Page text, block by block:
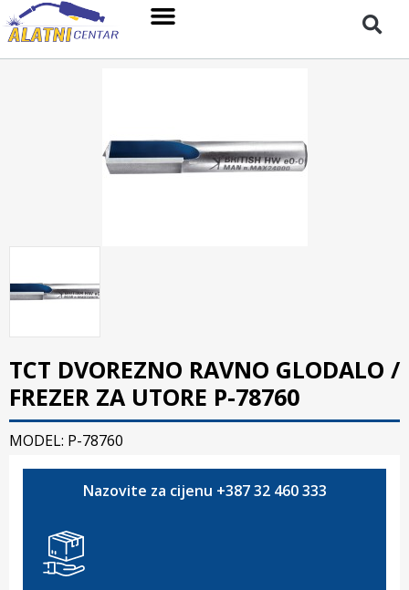
TCT DVOREZNO RAVNO GLODALO /
FREZER ZA UTORE P-78760
MODEL: P-78760
Nazovite za cijenu +387 32 460 333